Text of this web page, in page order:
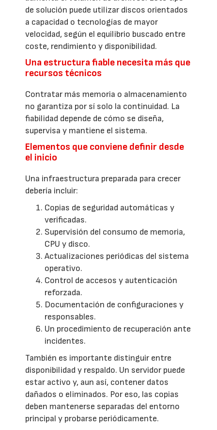
de solución puede utilizar discos orientados
a capacidad o tecnologías de mayor
velocidad, según el equilibrio buscado entre
coste, rendimiento y disponibilidad.
Una estructura fiable necesita más que
recursos técnicos
Contratar más memoria o almacenamiento
no garantiza por sí solo la continuidad. La
fiabilidad depende de cómo se diseña,
supervisa y mantiene el sistema.
Elementos que conviene definir desde
el inicio
Una infraestructura preparada para crecer
debería incluir:
Copias de seguridad automáticas y
verificadas.
Supervisión del consumo de memoria,
CPU y disco.
Actualizaciones periódicas del sistema
operativo.
Control de accesos y autenticación
reforzada.
Documentación de configuraciones y
responsables.
Un procedimiento de recuperación ante
incidentes.
También es importante distinguir entre
disponibilidad y respaldo. Un servidor puede
estar activo y, aun así, contener datos
dañados o eliminados. Por eso, las copias
deben mantenerse separadas del entorno
principal y probarse periódicamente.